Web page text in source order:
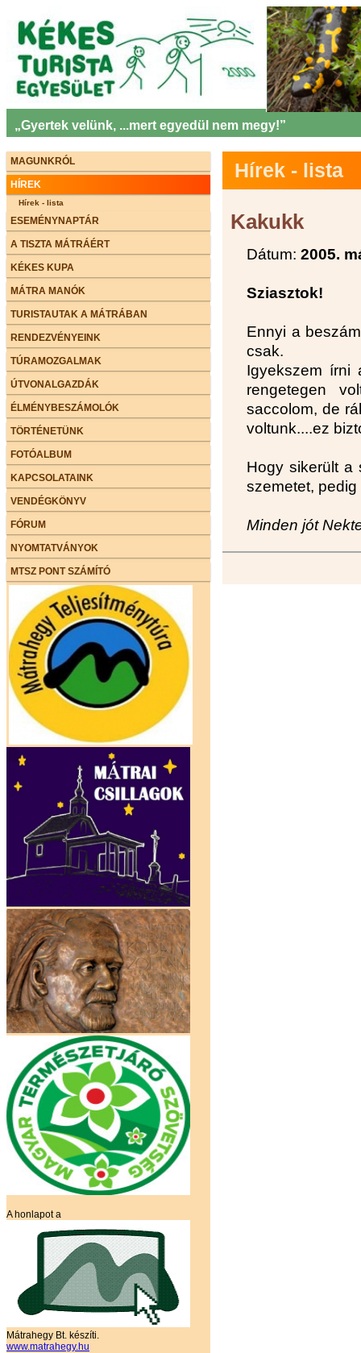
„Gyertek velünk, ...mert egyedül nem megy!”
MAGUNKRÓL
HÍREK
Hírek - lista
ESEMÉNYNAPTÁR
A TISZTA MÁTRÁÉRT
KÉKES KUPA
MÁTRA MANÓK
TURISTAUTAK A MÁTRÁBAN
RENDEZVÉNYEINK
TÚRAMOZGALMAK
ÚTVONALGAZDÁK
ÉLMÉNYBESZÁMOLÓK
TÖRTÉNETÜNK
FOTÓALBUM
KAPCSOLATAINK
VENDÉGKÖNYV
FÓRUM
NYOMTATVÁNYOK
MTSZ PONT SZÁMÍTÓ
A honlapot a
Mátrahegy Bt. készíti.
www.matrahegy.hu
Hírek - lista
Kakukk
Dátum: 2005.
Sziasztok!
Ennyi a
csak.
Igyekszem írni
rengetegen
saccolom, de
voltunk....ez
Hogy sikerült a
szemetet,
Minden jót